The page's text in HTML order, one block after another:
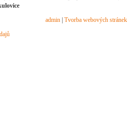
admin Tvorba webových stránek